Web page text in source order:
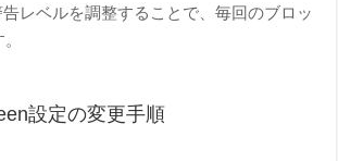
レベルを調整することで、毎回のブロッ
設定の変更手順